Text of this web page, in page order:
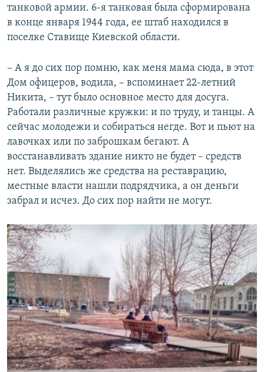
танковой армии. 6-я танковая была сформирована
в конце января 1944 года, ее штаб находился в
поселке Ставище Киевской области.
– А я до сих пор помню, как меня мама сюда, в этот
Дом офицеров, водила, – вспоминает 22-летний
Никита, – тут было основное место для досуга.
Работали различные кружки: и по труду, и танцы. А
сейчас молодежи и собираться негде. Вот и пьют на
лавочках или по заброшкам бегают. А
восстанавливать здание никто не будет – средств
нет. Выделялись же средства на реставрацию,
местные власти нашли подрядчика, а он деньги
забрал и исчез. До сих пор найти не могут.